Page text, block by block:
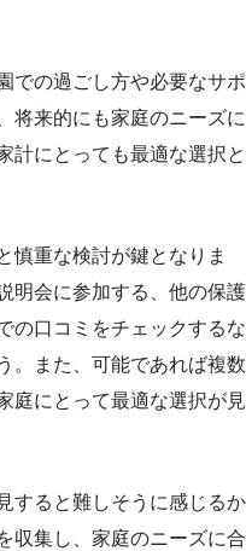
での過ごし方や必要なサポ
将来的にも家庭のニーズに
計にとっても最適な選択と
慎重な検討が鍵となりま
明会に参加する、他の保護
の口コミをチェックするな
。また、可能であれば複数
庭にとって最適な選択が見
すると難しそうに感じるか
収集し、家庭のニーズに合